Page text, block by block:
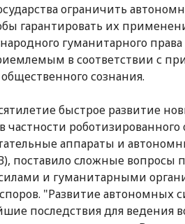
ограничить
гарантировать их
гуманитарного права
в соответствии с
сознания.
быстрое развитие
частности
аппараты и
поставило сложные вопросы
и гуманитарными
"Развитие автономных
последствия для ведения